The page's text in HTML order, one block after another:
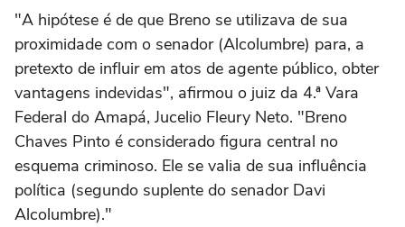
"A hipótese é de que Breno se utilizava de sua
proximidade com o senador (Alcolumbre) para, a
pretexto de influir em atos de agente público, obter
vantagens indevidas", afirmou o juiz da 4.ª Vara
Federal do Amapá, Jucelio Fleury Neto. "Breno
Chaves Pinto é considerado figura central no
esquema criminoso. Ele se valia de sua influência
política (segundo suplente do senador Davi
Alcolumbre)."